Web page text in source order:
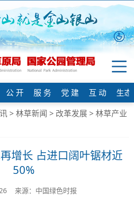
公 开 服 务 党 建 互 动
生
>林草新闻 > 改革发展>林草产业
增长 占进口阔叶锯材近
50%
来源：中国绿色时报